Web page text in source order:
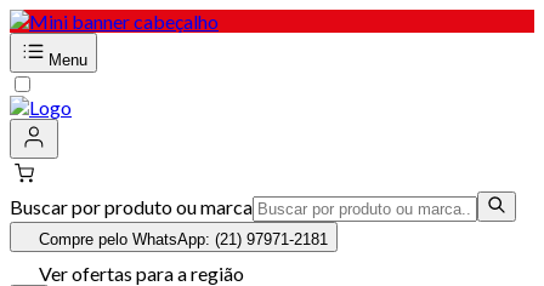
Menu
Buscar por produto ou marca
Compre pelo WhatsApp: (21) 97971-2181
Ver ofertas para a região